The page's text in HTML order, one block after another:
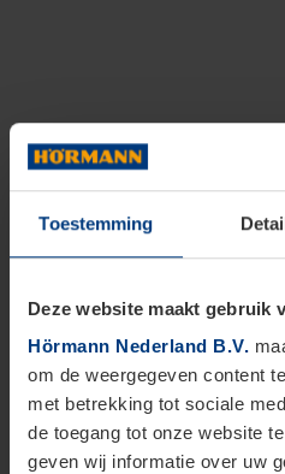
Toestemming
Deze website maakt gebruik
Hörmann Nederland B.V.
om de weergegeven content
met betrekking tot sociale
de toegang tot onze website
geven wij informatie over uw